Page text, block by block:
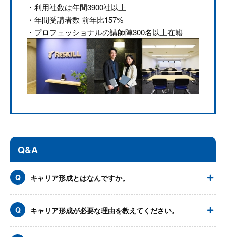
・利用社数は年間3900社以上
・年間受講者数 前年比157%
・プロフェッショナルの講師陣300名以上在籍
Q&A
キャリア形成とはなんですか。
キャリア形成が必要な理由を教えてください。